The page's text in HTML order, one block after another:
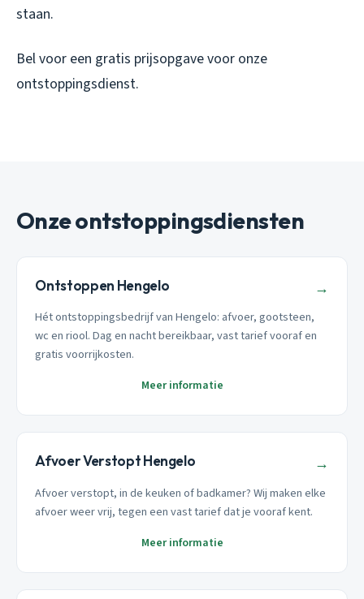
staan.
Bel voor een gratis prijsopgave voor onze
ontstoppingsdienst.
Onze ontstoppingsdiensten
Ontstoppen Hengelo →
Hét ontstoppingsbedrijf van Hengelo: afvoer, gootsteen,
wc en riool. Dag en nacht bereikbaar, vast tarief vooraf en
gratis voorrijkosten.
Meer informatie
Afvoer Verstopt Hengelo →
Afvoer verstopt, in de keuken of badkamer? Wij maken elke
afvoer weer vrij, tegen een vast tarief dat je vooraf kent.
Meer informatie